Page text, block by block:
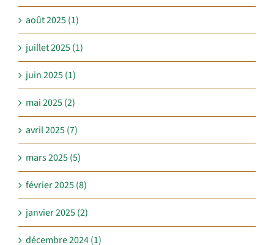
août 2025 (1)
juillet 2025 (1)
juin 2025 (1)
mai 2025 (2)
avril 2025 (7)
mars 2025 (5)
février 2025 (8)
janvier 2025 (2)
décembre 2024 (1)